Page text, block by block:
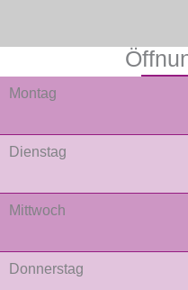
Montag
Dienstag
Mittwoch
Donnerstag